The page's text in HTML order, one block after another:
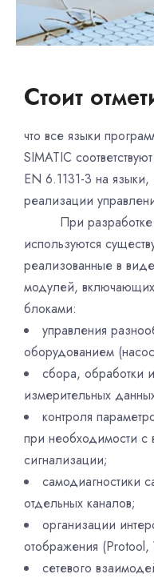
Стоит
что все языки
SIMATIC
EN 6.1131-3 на
реализации
При разработке
используются
реализованные в
модулей,
блоками:
управления
оборудованием
сбора, обработки
измерительных
контроля
при необходимости
сигнализации;
самодиагностики
отдельных каналов;
организации
отображения (Protool,
сетевого